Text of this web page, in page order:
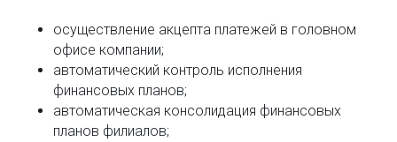
осуществление акцепта платежей в головном
офисе компании;
автоматический контроль исполнения
финансовых планов;
автоматическая консолидация финансовых
планов филиалов;